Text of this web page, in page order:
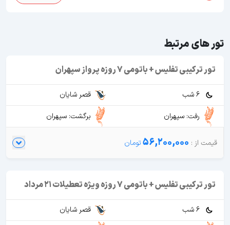
تور های مرتبط
تور ترکیبی تفلیس + باتومی 7 روزه پرواز سپهران
6 شب
قصر شایان
رفت: سپهران
برگشت: سپهران
56,200,000
تور ترکیبی تفلیس + باتومی 7 روزه ویژه تعطیلات 21 مرداد
6 شب
قصر شایان